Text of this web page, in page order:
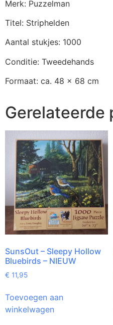
Merk: Puzzelman
Titel: Striphelden
Aantal stukjes: 1000
Conditie: Tweedehands
Formaat: ca. 48 x 68 cm
Gerelateerde
SunsOut – Sleepy Hollow
Bluebirds – NIEUW
€ 11,95
Toevoegen aan
winkelwagen